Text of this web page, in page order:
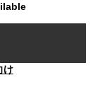
け